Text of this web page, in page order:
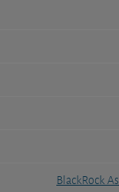
BlackRock